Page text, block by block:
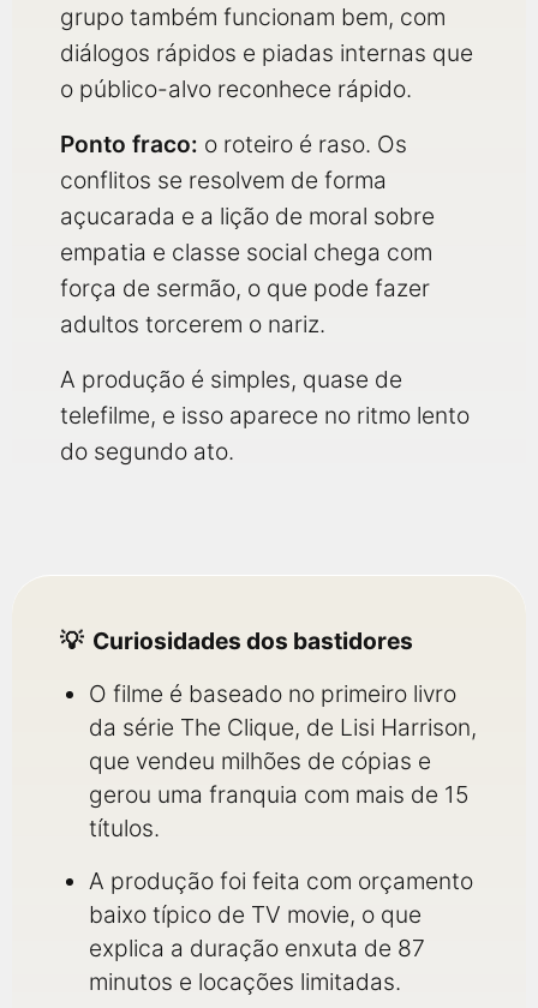
grupo também funcionam bem, com
diálogos rápidos e piadas internas que
o público-alvo reconhece rápido.
Ponto fraco: o roteiro é raso. Os
conflitos se resolvem de forma
açucarada e a lição de moral sobre
empatia e classe social chega com
força de sermão, o que pode fazer
adultos torcerem o nariz.
A produção é simples, quase de
telefilme, e isso aparece no ritmo lento
do segundo ato.
Curiosidades dos bastidores
O filme é baseado no primeiro livro
da série The Clique, de Lisi Harrison,
que vendeu milhões de cópias e
gerou uma franquia com mais de 15
títulos.
A produção foi feita com orçamento
baixo típico de TV movie, o que
explica a duração enxuta de 87
minutos e locações limitadas.